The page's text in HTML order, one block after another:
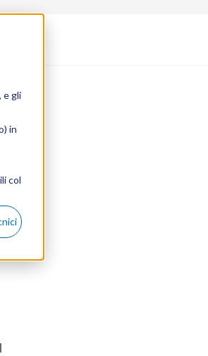
e gli
in
col